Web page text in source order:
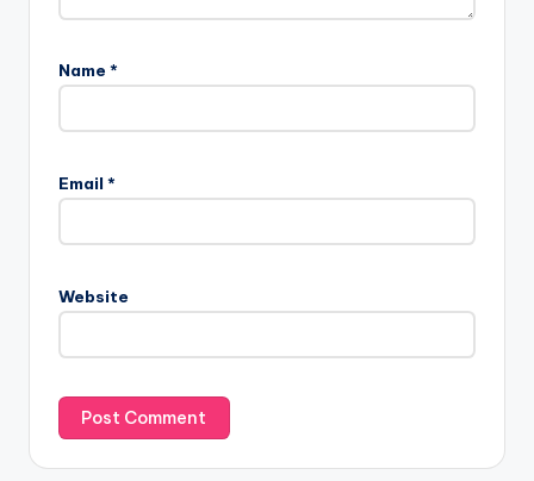
Name *
Email *
Website